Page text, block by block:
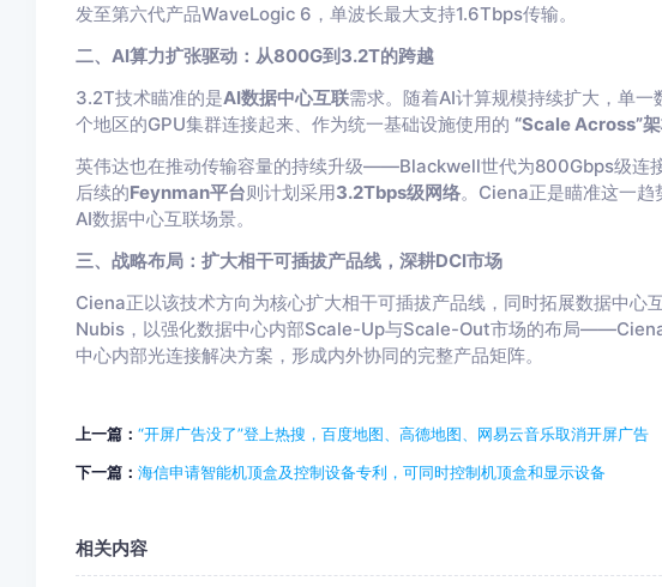
发至第六代产品WaveLogic 6，单波长最大支持1.6Tbps传输。
二、AI算力扩张驱动：从800G到3.2T的跨越
3.2T技术瞄准的是AI数据中心互联需求。随着AI计算规模持续扩大，单
个地区的GPU集群连接起来、作为统一基础设施使用的 “Scale Across”
英伟达也在推动传输容量的持续升级——Blackwell世代为800Gbps级连
后续的Feynman平台则计划采用3.2Tbps级网络。Ciena正是瞄准这一趋
AI数据中心互联场景。
三、战略布局：扩大相干可插拔产品线，深耕DCI市场
Ciena正以该技术方向为核心扩大相干可插拔产品线，同时拓展数据中心
Nubis，以强化数据中心内部Scale-Up与Scale-Out市场的布局
中心内部光连接解决方案，形成内外协同的完整产品矩阵。
上一篇： “开屏广告没了”登上热搜，百度地图、高德地图、网易云音乐取消开屏广告
下一篇： 海信申请智能机顶盒及控制设备专利，可同时控制机顶盒和显示设备
相关内容